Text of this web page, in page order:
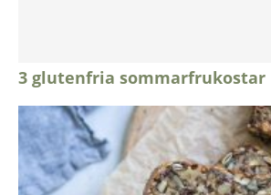
3 glutenfria sommarfrukostar